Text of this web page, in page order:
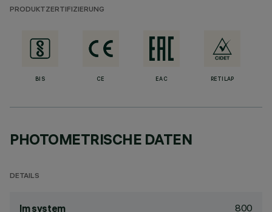
PRODUKTZERTIFIZIERUNG
BIS CE EAC RETILAP
PHOTOMETRISCHE DATEN
DETAILS
lm system 800